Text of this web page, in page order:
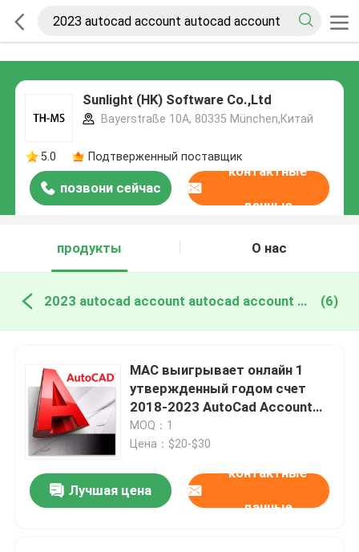
Sunlight (HK) Software Co.,Ltd
Bayerstraße 10A, 80335 München,Китай
5.0 Подтверженный поставщик
позвони сейчас
контактные
данные
продукты О нас
2023 autocad account autocad account онлайн производство (6)
MAC выигрывает онлайн 1
утвержденный годом счет
2018-2023 AutoCad Account
AutoCAD версии образования
электронной почты
MOQ：1
Цена：$20-$30
Лучшая цена
контактные
данные